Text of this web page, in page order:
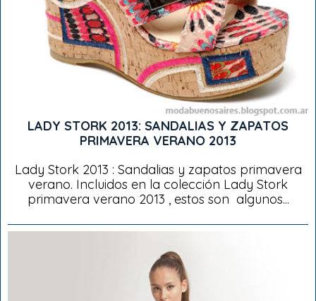
LADY STORK 2013: SANDALIAS Y ZAPATOS
PRIMAVERA VERANO 2013
Lady Stork 2013 : Sandalias y zapatos primavera
verano. Incluidos en la colección Lady Stork
primavera verano 2013 , estos son algunos...